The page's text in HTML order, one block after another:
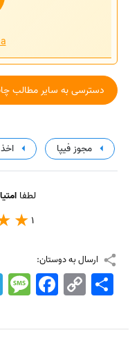
دسترسی به سایر مطالب
مجوز فیپا
لطفا
1
ارسال به دوستان:
Facebook Copy
Link
اشتراک